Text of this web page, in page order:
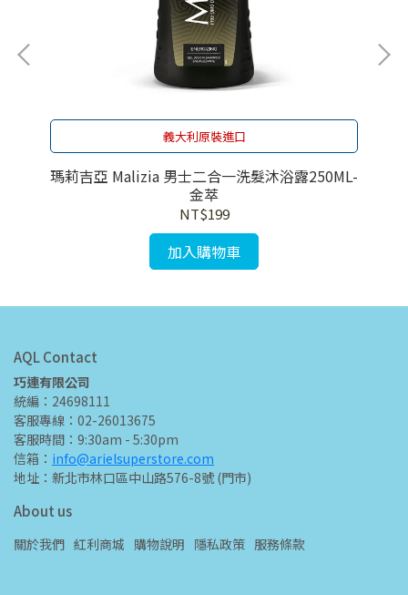
義大利原裝進口
瑪莉吉亞 Malizia 男士二合一洗髮沐浴露250ML-
金萃
NT$199
加入購物車
AQL Contact
巧連有限公司
統編：24698111
客服專線：02-26013675
客服時間：9:30am - 5:30pm
信箱： info@arielsuperstore.com
地址：新北市林口區中山路576-8號 (門市)
About us
關於我們 紅利商城 購物說明 隱私政策 服務條款